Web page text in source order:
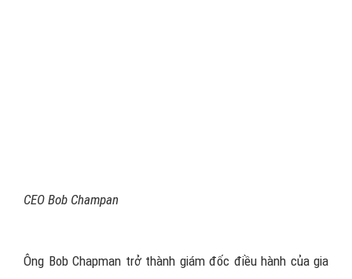
CEO Bob Champan
Ông Bob Chapman trở thành giám đốc điều hành của gia